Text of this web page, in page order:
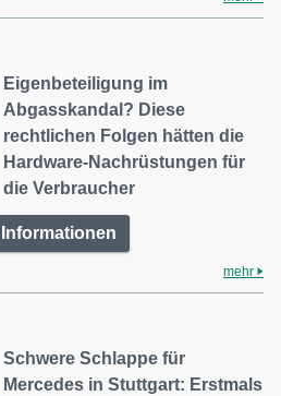
Eigenbeteiligung im
Abgasskandal? Diese
rechtlichen Folgen hätten die
Hardware-Nachrüstungen für
die Verbraucher
Informationen
mehr
Schwere Schlappe für
Mercedes in Stuttgart: Erstmals